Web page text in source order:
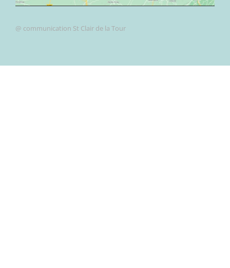
@ communication St Clair de la Tour